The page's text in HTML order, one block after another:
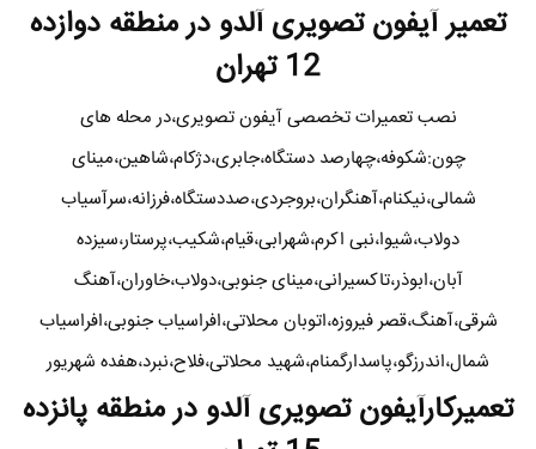
تعمیر آیفون تصویری آلدو در منطقه دوازده
12 تهران
نصب تعمیرات تخصصی آیفون تصویری،در محله های
چون:شکوفه،چهارصد دستگاه،جابری،دژکام،شاهین،مینای
شمالی،نیکنام،آهنگران،بروجردی،صددستگاه،فرزانه،سرآسیاب
دولاب،شیوا،نبی اکرم،شهرابی،قیام،شکیب،پرستار،سیزده
آبان،ابوذر،تاکسیرانی،مینای جنوبی،دولاب،خاوران،آهنگ
شرقی،آهنگ،قصر فیروزه،اتوبان محلاتی،افراسیاب جنوبی،افراسیاب
شمال،اندرزگو،پاسدارگمنام،شهید محلاتی،فلاح،نبرد،هفده شهریور
تعمیرکارآیفون تصویری آلدو در منطقه پانزده